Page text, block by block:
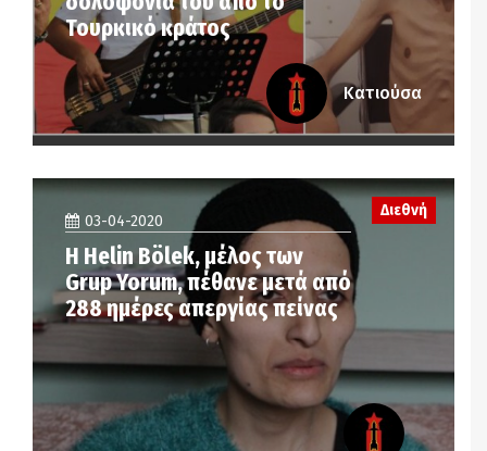
Τουρκικό κράτος
Κατιούσα
Διεθνή
03-04-2020
Η Helin Bölek, μέλος των
Grup Yorum, πέθανε μετά από
288 ημέρες απεργίας πείνας